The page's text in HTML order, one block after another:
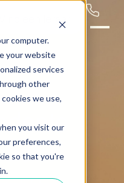
computer.
your website
services
other
we use,
you visit our
preferences,
so that you're
Vind een leraar